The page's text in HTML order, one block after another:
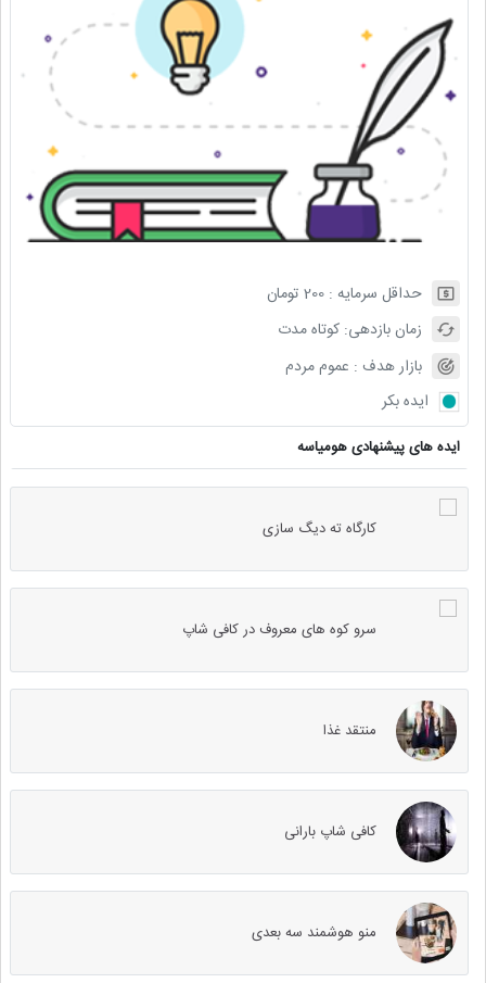
حداقل سرمایه :200 تومان
زمان بازدهی:کوتاه مدت
بازار هدف : عموم مردم
ایده بکر
ایده های پیشنهادی هومیاسه
کارگاه ته دیگ سازی
سرو کوه های معروف در کافی شاپ
منتقد غذا
کافی شاپ بارانی
منو هوشمند سه بعدی